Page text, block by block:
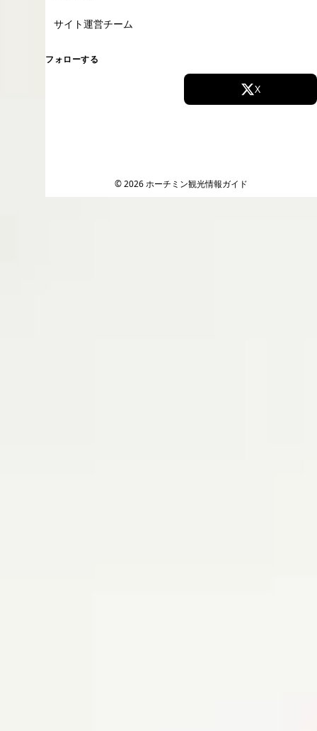
サイト運営チーム
フォローする
X
© 2026 ホーチミン観光情報ガイド